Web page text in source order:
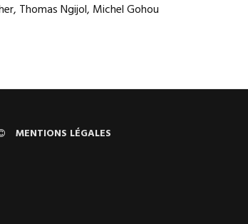
Thomas Ngijol, Michel Gohou
MENTIONS LÉGALES